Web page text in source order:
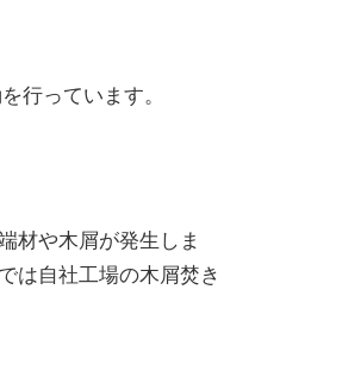
行っています。
材や木屑が発生しま
は自社工場の木屑焚き